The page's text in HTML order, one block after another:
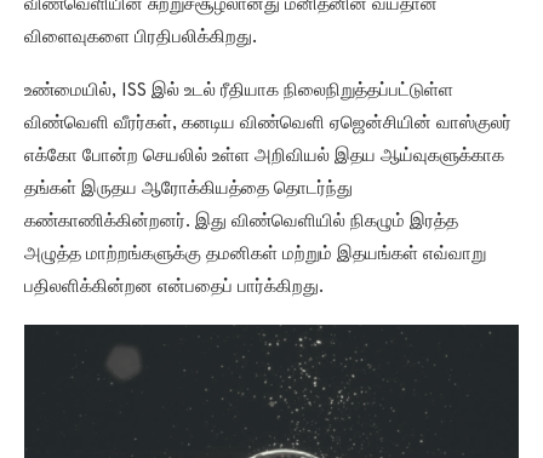
கண்காணிக்கின்றனர். இது விண்வெளியில் நிகழும் இரத்த
அழுத்த மாற்றங்களுக்கு தமனிகள் மற்றும் இதயங்கள் எவ்வாறு
பதிலளிக்கின்றன என்பதைப் பார்க்கிறது.
இருப்பினும், மாறாக, PULSE ஆனது முழு செயற்கை